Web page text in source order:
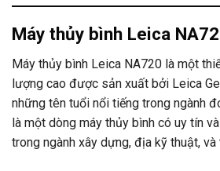
Máy thủy bình Leica
Máy thủy bình Leica NA720 là một
lượng cao được sản xuất bởi Leica
những tên tuổi nổi tiếng trong ngành
là một dòng máy thủy bình có uy tín
trong ngành xây dựng, địa kỹ thuật, và